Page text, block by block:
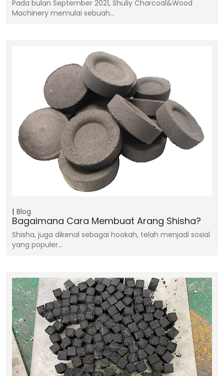
Pada bulan September 2021, Shuliy Charcoal&Wood
Machinery memulai sebuah…
Blog
Bagaimana Cara Membuat Arang Shisha?
Shisha, juga dikenal sebagai hookah, telah menjadi sosial
yang populer…